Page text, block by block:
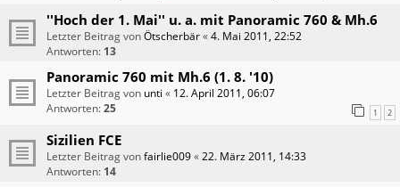
''Hoch der 1. Mai'' u. a. mit Panoramic 760 & Mh.6
Letzter Beitrag vonÖtscherbär«4. Mai 2011, 22:52
Antworten: 13
Panoramic 760 mit Mh.6 (1. 8. '10)
Letzter Beitrag von unti « 12. April 2011, 06:07
Antworten:25 1 2
Sizilien FCE
Letzter Beitrag vonfairlie009«22. März 2011, 14:33
Antworten: 14